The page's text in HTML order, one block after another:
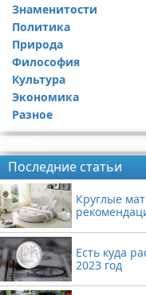
Знаменитости
Политика
Природа
Философия
Культура
Экономика
Разное
Последние статьи
Круглые
Есть куда
2023 год